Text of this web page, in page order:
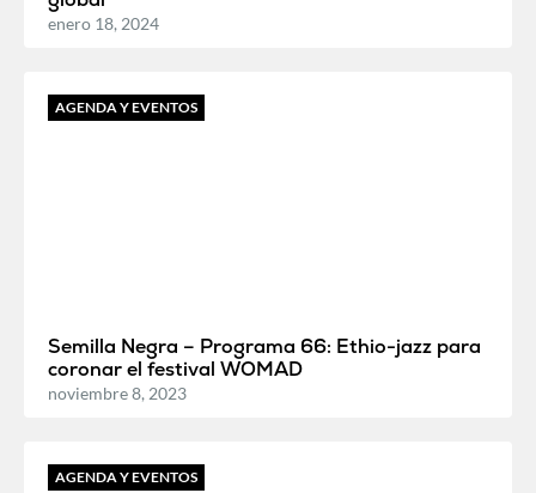
enero 18, 2024
AGENDA Y EVENTOS
Semilla Negra – Programa 66: Ethio-jazz para
coronar el festival WOMAD
noviembre 8, 2023
AGENDA Y EVENTOS